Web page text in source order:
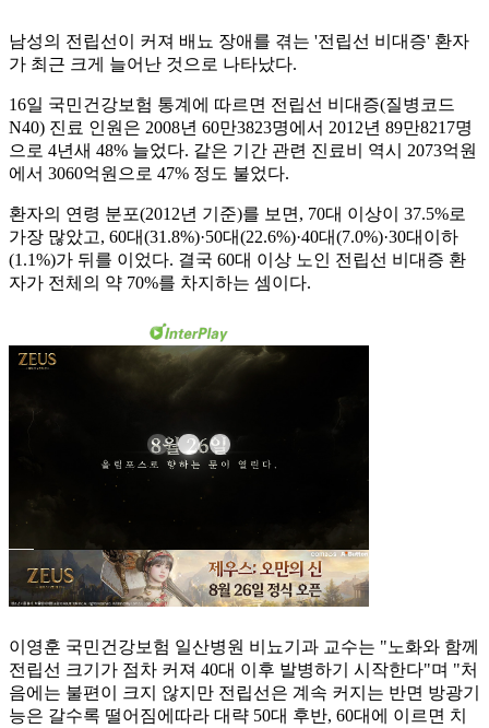
남성의 전립선이 커져 배뇨 장애를 겪는 '전립선 비대증' 환자
가 최근 크게 늘어난 것으로 나타났다.
16일 국민건강보험 통계에 따르면 전립선 비대증(질병코드
N40) 진료 인원은 2008년 60만3823명에서 2012년 89만8217명
으로 4년새 48% 늘었다. 같은 기간 관련 진료비 역시 2073억원
에서 3060억원으로 47% 정도 불었다.
환자의 연령 분포(2012년 기준)를 보면, 70대 이상이 37.5%로
가장 많았고, 60대(31.8%)·50대(22.6%)·40대(7.0%)·30대이하
(1.1%)가 뒤를 이었다. 결국 60대 이상 노인 전립선 비대증 환
자가 전체의 약 70%를 차지하는 셈이다.
이영훈 국민건강보험 일산병원 비뇨기과 교수는 "노화와 함께
전립선 크기가 점차 커져 40대 이후 발병하기 시작한다"며 "처
음에는 불편이 크지 않지만 전립선은 계속 커지는 반면 방광기
능은 갈수록 떨어짐에따라 대략 50대 후반, 60대에 이르면 치